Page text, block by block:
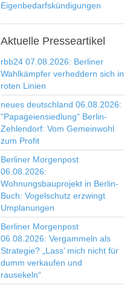
Eigenbedarfskündigungen
Aktuelle Presseartikel
rbb24 07.08.2026: Berliner
Wahlkämpfer verheddern sich in
roten Linien
neues deutschland 06.08.2026:
"Papageiensiedlung" Berlin-
Zehlendorf: Vom Gemeinwohl
zum Profit
Berliner Morgenpost
06.08.2026:
Wohnungsbauprojekt in Berlin-
Buch: Vogelschutz erzwingt
Umplanungen
Berliner Morgenpost
06.08.2026: Vergammeln als
Strategie? „Lass’ mich nicht für
dumm verkaufen und
rausekeln“